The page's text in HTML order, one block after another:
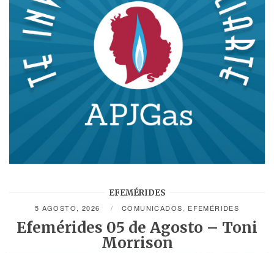
EFEMÉRIDES
5 AGOSTO, 2026 COMUNICADOS EFEMÉRIDES
Efemérides 05 de Agosto – Toni
Morrison